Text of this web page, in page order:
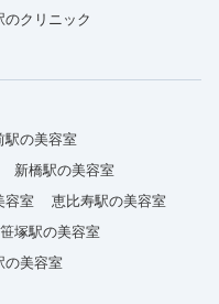
のクリニック
駅の美容室
新橋駅の美容室
容室
恵比寿駅の美容室
笹塚駅の美容室
の美容室